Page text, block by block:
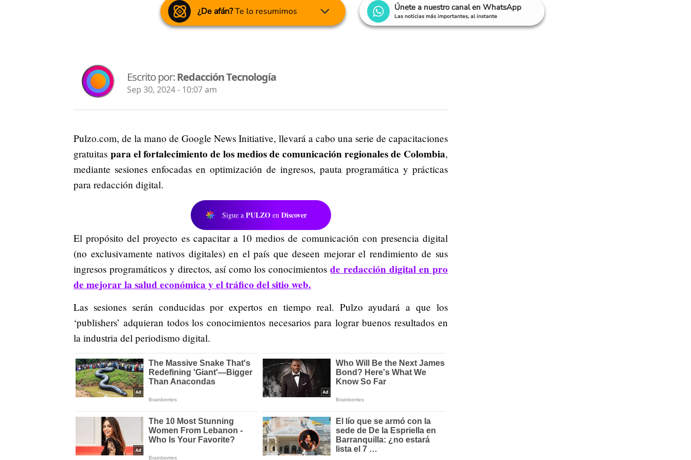
¿De afán?Te lo resumimos Únete a nuestro canal en WhatsApp
Las noticias más importantes, al instante
Escrito por:Redacción Tecnología
Sep 30, 2024 - 10:07 am
Pulzo.com, de la mano de Google News Initiative, llevará a cabo una serie de capacitaciones
gratuitas para el fortalecimiento de los medios de comunicación regionales de Colombia,
mediante sesiones enfocadas en optimización de ingresos, pauta programática y prácticas
para redacción digital.
Sigue a PULZO en Discover
El propósito del proyecto es capacitar a 10 medios de comunicación con presencia digital
(no exclusivamente nativos digitales) en el país que deseen mejorar el rendimiento de sus
ingresos programáticos y directos, así como los conocimientosde redacción digital en pro
de mejorar la salud económica y el tráfico del sitio web.
Las sesiones serán conducidas por expertos en tiempo real. Pulzo ayudará a que los
‘publishers’ adquieran todos los conocimientos necesarios para lograr buenos resultados en
la industria del periodismo digital.